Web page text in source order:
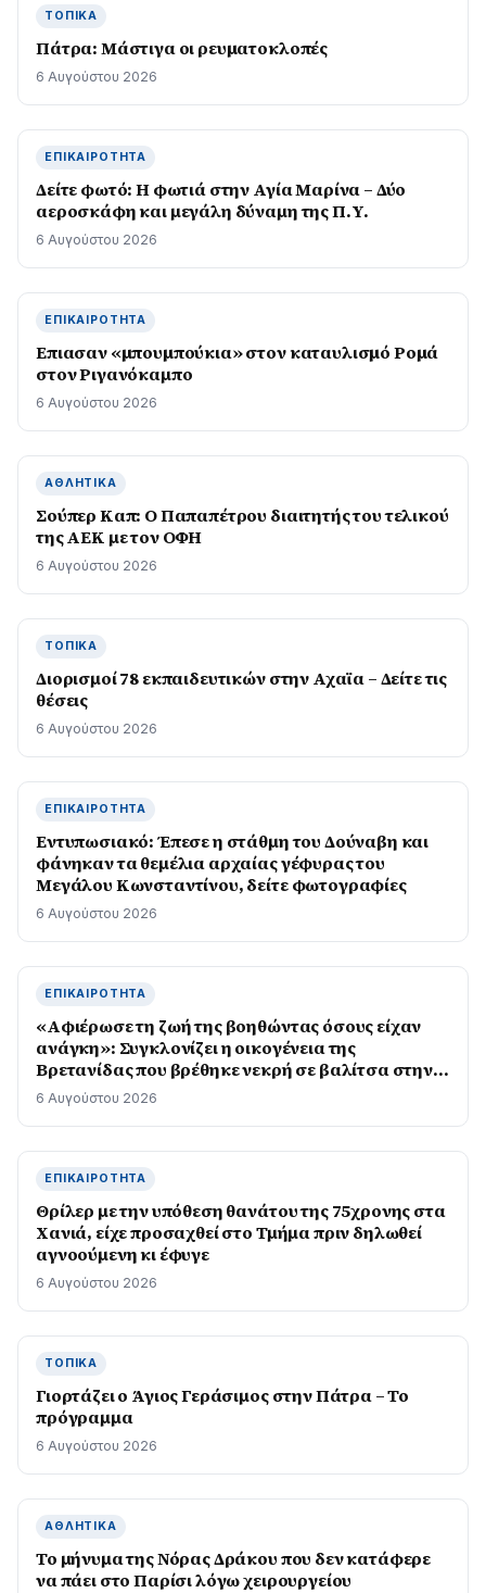
ΤΟΠΙΚΆ
Πάτρα: Μάστιγα οι ρευµατοκλοπές
6 Αυγούστου 2026
ΕΠΙΚΑΙΡΌΤΗΤΑ
Δείτε φωτό: Η φωτιά στην Αγία Μαρίνα – Δύο
αεροσκάφη και μεγάλη δύναμη της Π.Υ.
6 Αυγούστου 2026
ΕΠΙΚΑΙΡΌΤΗΤΑ
Επιασαν «µπουµπούκια» στον καταυλισµό Ροµά
στον Ριγανόκαμπο
6 Αυγούστου 2026
ΑΘΛΗΤΙΚΆ
Σούπερ Καπ: Ο Παπαπέτρου διαιτητής του τελικού
της ΑΕΚ με τον ΟΦΗ
6 Αυγούστου 2026
ΤΟΠΙΚΆ
Διορισμοί 78 εκπαιδευτικών στην Αχαϊα – Δείτε τις
θέσεις
6 Αυγούστου 2026
ΕΠΙΚΑΙΡΌΤΗΤΑ
Εντυπωσιακό: Έπεσε η στάθμη του Δούναβη και
φάνηκαν τα θεμέλια αρχαίας γέφυρας του
Μεγάλου Κωνσταντίνου, δείτε φωτογραφίες
6 Αυγούστου 2026
ΕΠΙΚΑΙΡΌΤΗΤΑ
«Αφιέρωσε τη ζωή της βοηθώντας όσους είχαν
ανάγκη»: Συγκλονίζει η οικογένεια της
Βρετανίδας που βρέθηκε νεκρή σε βαλίτσα στην
Κυψέλη
6 Αυγούστου 2026
ΕΠΙΚΑΙΡΌΤΗΤΑ
Θρίλερ με την υπόθεση θανάτου της 75χρονης στα
Χανιά, είχε προσαχθεί στο Τμήμα πριν δηλωθεί
αγνοούμενη κι έφυγε
6 Αυγούστου 2026
ΤΟΠΙΚΆ
Γιορτάζει ο Άγιος Γεράσιμος στην Πάτρα – Το
πρόγραμμα
6 Αυγούστου 2026
ΑΘΛΗΤΙΚΆ
Το μήνυμα της Νόρας Δράκου που δεν κατάφερε
να πάει στο Παρίσι λόγω χειρουργείου